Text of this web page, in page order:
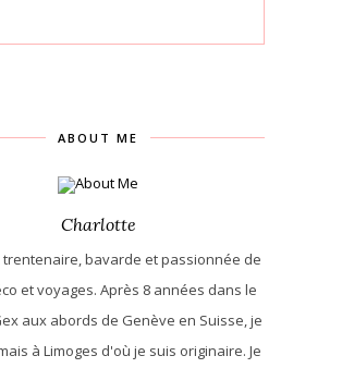
ABOUT ME
Charlotte
trentenaire, bavarde et passionnée de
et voyages. Après 8 années dans le
aux abords de Genève en Suisse, je
à Limoges d'où je suis originaire. Je